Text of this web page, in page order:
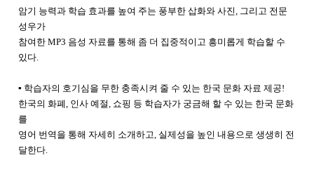
암기 능력과 학습 효과를 높여 주는 풍부한 삽화와 사진, 그리고 전문
성우가
참여한 MP3 음성 자료를 통해 좀 더 집중적이고 흥미롭게 학습할 수
있다.
▪ 학습자의 호기심을 무한 충족시켜 줄 수 있는 한국 문화 자료 제공!
한국의 화폐, 인사 예절, 쇼핑 등 학습자가 궁금해 할 수 있는 한국 문화
를
영어 번역을 통해 자세히 소개하고, 실제성을 높인 내용으로 생생히 전
달한다.